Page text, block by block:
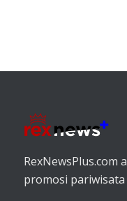
RexNewsPlus.com
promosi pariwisata